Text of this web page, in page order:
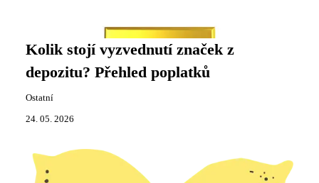
Kolik stojí vyzvednutí značek z
depozitu? Přehled poplatků
Ostatní
24. 05. 2026